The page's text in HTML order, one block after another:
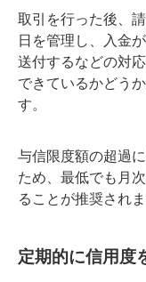
取引を行った後、
日を管理し、入金
送付するなどの対
できているかどう
す。
与信限度額の超過
ため、最低でも月
ることが推奨されま
定期的に信用度